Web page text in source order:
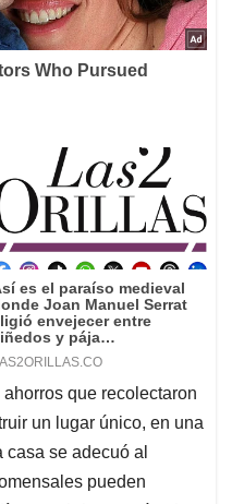
que recolectaron
un lugar único, en una
se adecuó al
pueden